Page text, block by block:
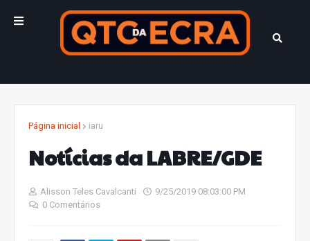
Página inicial iaru
Notícias da LABRE/GDE
Alisson Teles Cavalcanti
9/25/2019 08:03:00 PM
0 Comentários